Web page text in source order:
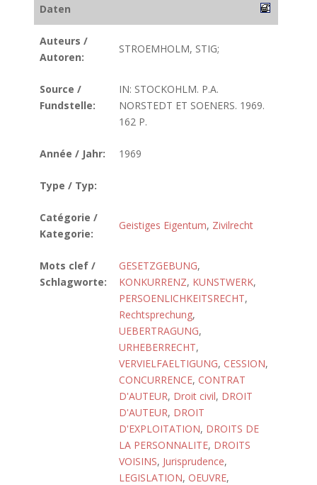
Daten
Auteurs /
Autoren:
STROEMHOLM, STIG;
Source /
Fundstelle:
IN: STOCKOHLM. P.A.
NORSTEDT ET SOENERS. 1969.
162 P.
Année / Jahr: 1969
Type / Typ:
Catégorie /
Kategorie:
Geistiges Eigentum, Zivilrecht
Mots clef /
Schlagworte:
GESETZGEBUNG,
KONKURRENZ, KUNSTWERK,
PERSOENLICHKEITSRECHT,
Rechtsprechung,
UEBERTRAGUNG,
URHEBERRECHT,
VERVIELFAELTIGUNG, CESSION,
CONCURRENCE, CONTRAT
D'AUTEUR, Droit civil, DROIT
D'AUTEUR, DROIT
D'EXPLOITATION, DROITS DE
LA PERSONNALITE, DROITS
VOISINS, Jurisprudence,
LEGISLATION, OEUVRE,